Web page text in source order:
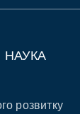
НАУКА
розвитку